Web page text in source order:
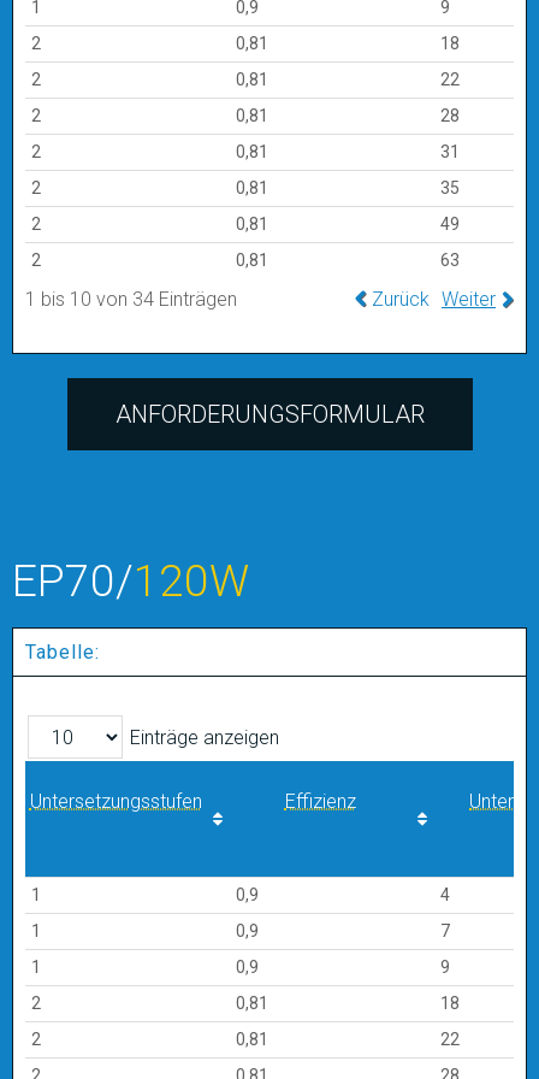
1
0,9
9
2
0,81
18
2
0,81
22
2
0,81
28
2
0,81
31
2
0,81
35
2
0,81
49
2
0,81 63
1 bis 10 von 34 Einträgen Zurück Weiter
ANFORDERUNGSFORMULAR
EP70/120W
Tabelle:
Einträge anzeigen
Untersetzungsstufen Effizienz
Untersetzungsstufen
1 0,9
4
1
0,9
7
1
0,9
9
2
0,81
18
2
0,81
22